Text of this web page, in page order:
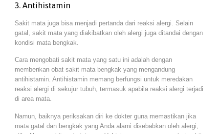
3. Antihistamin
Sakit mata juga bisa menjadi pertanda dari reaksi alergi. Selain
gatal, sakit mata yang diakibatkan oleh alergi juga ditandai dengan
kondisi mata bengkak.
Cara mengobati sakit mata yang satu ini adalah dengan
memberikan obat sakit mata bengkak yang mengandung
antihistamin. Antihistamin memang berfungsi untuk meredakan
reaksi alergi di sekujur tubuh, termasuk apabila reaksi alergi terjadi
di area mata.
Namun, baiknya periksakan diri ke dokter guna memastikan jika
mata gatal dan bengkak yang Anda alami disebabkan oleh alergi,